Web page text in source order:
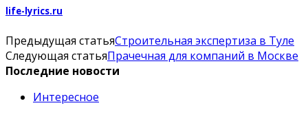
life-lyrics.ru
Предыдущая статьяСтроительная экспертиза в Туле
Следующая статьяПрачечная для компаний в Москве
Последние новости
Интересное